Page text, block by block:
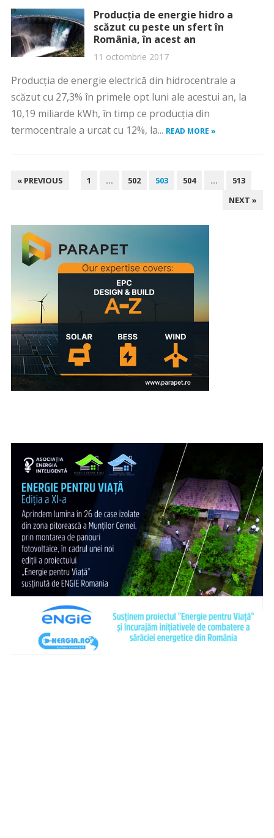
Producţia de energie hidro a
scăzut cu peste un sfert în
România, în acest an
11 octombrie 2017
Producţia de energie electrică din hidrocentrale a
scăzut cu 27,3% în primele opt luni ale acestui an, la
10,19 miliarde kWh, în timp ce producţia din
termocentrale a urcat cu 12%, la... READ MORE »
PAGINAȚIE
« PREVIOUS 1 … 502 503 504 …
513
NEXT »